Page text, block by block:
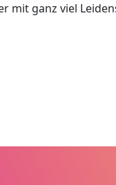
mit ganz viel